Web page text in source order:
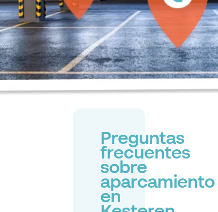
Preguntas
frecuentes
sobre
aparcamiento
en